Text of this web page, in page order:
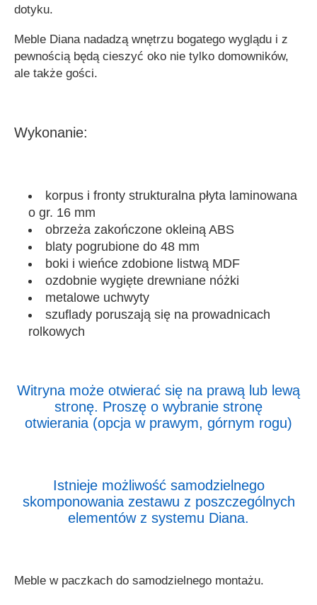
dotyku.
Meble Diana nadadzą wnętrzu bogatego wyglądu i z
pewnością będą cieszyć oko nie tylko domowników,
ale także gości.
Wykonanie:
korpus i fronty strukturalna płyta laminowana
o gr. 16 mm
obrzeża zakończone okleiną ABS
blaty pogrubione do 48 mm
boki i wieńce zdobione listwą MDF
ozdobnie wygięte drewniane nóżki
metalowe uchwyty
szuflady poruszają się na prowadnicach
rolkowych
Witryna może otwierać się na prawą lub lewą
stronę. Proszę o wybranie stronę
otwierania (opcja w prawym, górnym rogu)
Istnieje możliwość samodzielnego
skomponowania zestawu z poszczególnych
elementów z systemu Diana.
Meble w paczkach do samodzielnego montażu.